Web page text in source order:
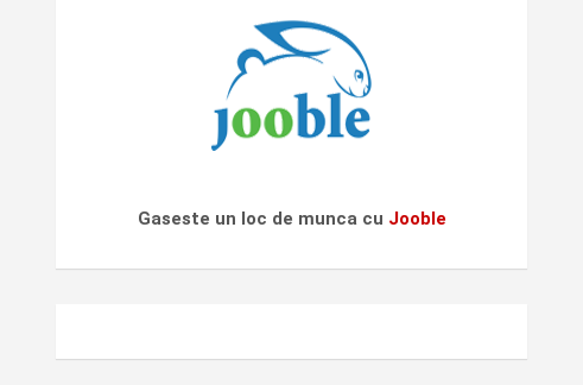
Gaseste un loc de munca cu Jooble